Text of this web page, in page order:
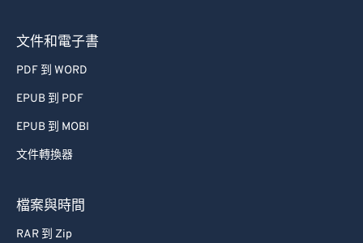
文件和電子書
PDF 到 WORD
EPUB 到 PDF
EPUB 到 MOBI
文件轉換器
檔案與時間
RAR 到 Zip